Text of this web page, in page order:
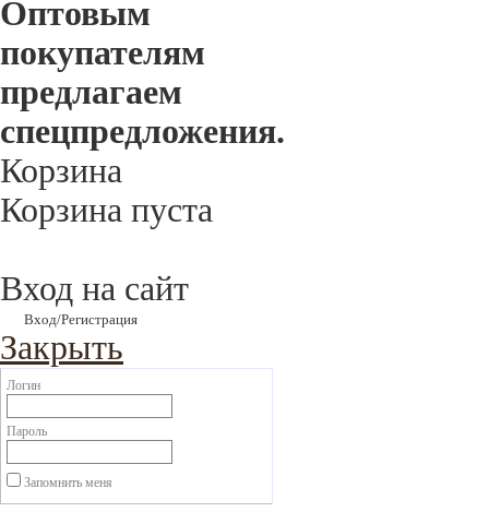
Оптовым
покупателям
предлагаем
спецпредложения.
Корзина
Корзина пуста
Вход на сайт
Вход/Регистрация
Закрыть
Логин
Пароль
Запомнить меня